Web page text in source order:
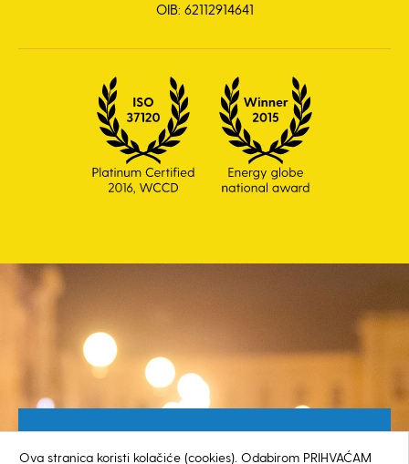
OIB: 62112914641
Ova stranica koristi kolačiće (cookies). Odabirom PRIHVAĆAM